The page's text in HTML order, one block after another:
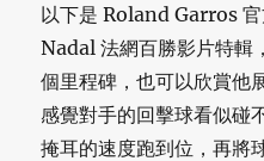
以下是 Roland Garros
Nadal 法網百勝影片特輯
個里程碑，也可以欣賞他
感覺對手的回擊球看似碰
掩耳的速度跑到位，再將